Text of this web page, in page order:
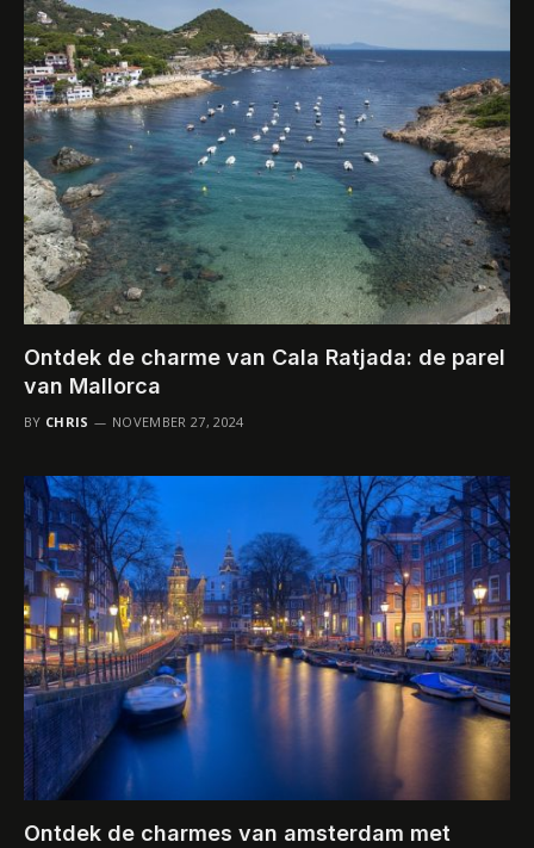
Ontdek de charme van Cala Ratjada: de parel
van Mallorca
BY CHRIS NOVEMBER 27, 2024
Ontdek de charmes van amsterdam met